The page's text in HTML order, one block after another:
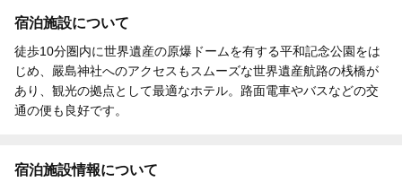
宿泊施設について
徒歩10分圏内に世界遺産の原爆ドームを有する平和記念公園をは
じめ、嚴島神社へのアクセスもスムーズな世界遺産航路の桟橋が
あり、観光の拠点として最適なホテル。路面電車やバスなどの交
通の便も良好です。
宿泊施設情報について